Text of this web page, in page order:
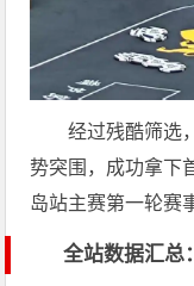
经过残酷筛选
势突围，成功拿下
岛站主赛第一轮赛
全站数据汇总